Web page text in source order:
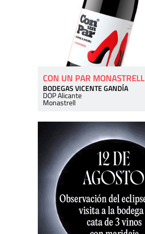
CON UN PAR MONASTRELL
BODEGAS VICENTE GANDÍA
DOP Alicante
Monastrell